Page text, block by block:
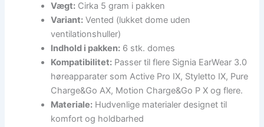
Vægt: Cirka 5 gram i pakken
Variant: Vented (lukket dome uden
ventilationshuller)
Indhold i pakken: 6 stk. domes
Kompatibilitet: Passer til flere Signia EarWear 3.0
høreapparater som Active Pro IX, Styletto IX, Pure
Charge&Go AX, Motion Charge&Go P X og flere.
Materiale: Hudvenlige materialer designet til
komfort og holdbarhed